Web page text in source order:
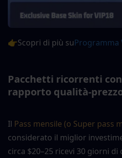
👉Scopri di più suProgramma
Pacchetti ricorrenti
rapporto qualità-
Il Pass mensile (o Super pass
considerato il miglior
circa $20–25 ricevi 30 giorni